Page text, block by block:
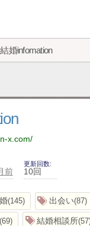
結婚infomation
x.com/
前
更新回数
10回
145 出会い 87
69 結婚相談所 57